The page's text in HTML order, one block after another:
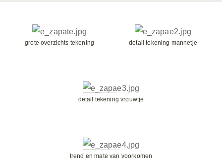
grote overzichts tekening detail tekening mannetje
detail tekening vrouwtje
trend en mate van voorkomen